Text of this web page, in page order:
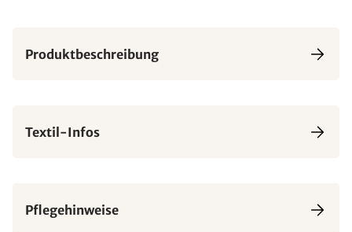
Produktbeschreibung
Textil-Infos
Pflegehinweise